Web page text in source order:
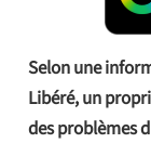
Selon une
Libéré, un
des problèmes